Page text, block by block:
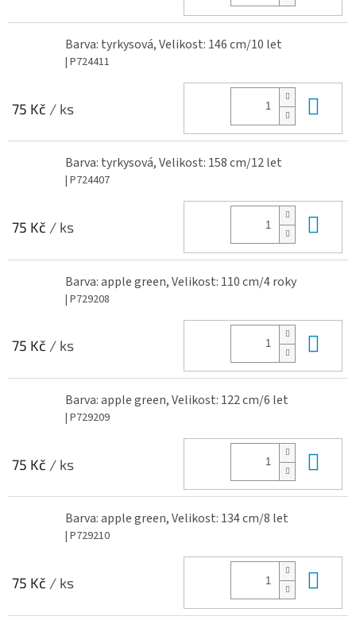
Barva: tyrkysová, Velikost: 146 cm/10 let
| P724411
75 Kč / ks
Barva: tyrkysová, Velikost: 158 cm/12 let
| P724407
75 Kč / ks
Barva: apple green, Velikost: 110 cm/4 roky
| P729208
75 Kč / ks
Barva: apple green, Velikost: 122 cm/6 let
| P729209
75 Kč / ks
Barva: apple green, Velikost: 134 cm/8 let
| P729210
75 Kč / ks